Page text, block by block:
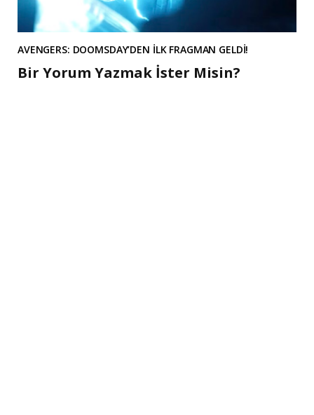
AVENGERS: DOOMSDAY’DEN İLK FRAGMAN GELDİ!
Bir Yorum Yazmak İster Misin?